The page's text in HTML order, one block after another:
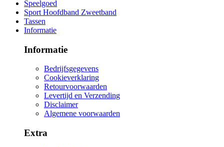
Speelgoed
Sport Hoofdband Zweetband
Tassen
Informatie
Informatie
Bedrijfsgegevens
Cookieverklaring
Retourvoorwaarden
Levertijd en Verzending
Disclaimer
Algemene voorwaarden
Extra